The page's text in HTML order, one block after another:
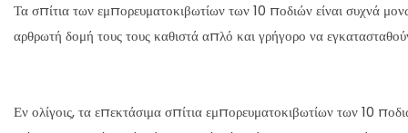
Τα σπίτια των εμπορευματοκιβωτίων των 10 ποδιών είναι συχνά
αρθρωτή δομή τους τους καθιστά απλό και γρήγορο να
Εν ολίγοις, τα επεκτάσιμα σπίτια εμπορευματοκιβωτίων των 10